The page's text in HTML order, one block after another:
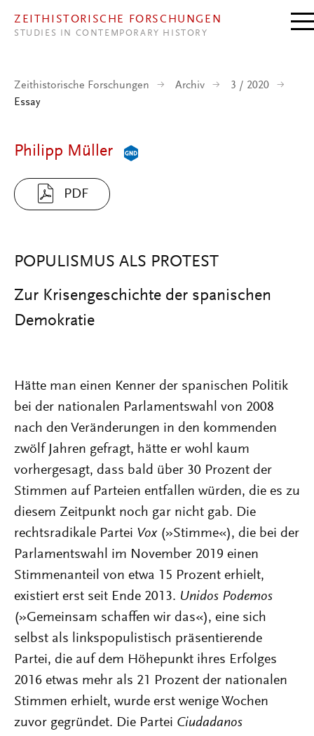
ZEITHISTORISCHE FORSCHUNGEN
STUDIES IN CONTEMPORARY HISTORY
Zeithistorische Forschungen Archiv
3 / 2020
Essay
Philipp Müller
PDF
POPULISMUS ALS PROTEST
Zur Krisengeschichte der spanischen
Demokratie
Hätte man einen Kenner der spanischen Politik
bei der nationalen Parlamentswahl von 2008
nach den Veränderungen in den kommenden
zwölf Jahren gefragt, hätte er wohl kaum
vorhergesagt, dass bald über 30 Prozent der
Stimmen auf Parteien entfallen würden, die es zu
diesem Zeitpunkt noch gar nicht gab. Die
rechtsradikale Partei Vox(»Stimme«), die bei der
Parlamentswahl im November 2019 einen
Stimmenanteil von etwa 15 Prozent erhielt,
existiert erst seit Ende 2013. Unidos Podemos
(»Gemeinsam schaffen wir das«), eine sich
selbst als linkspopulistisch präsentierende
Partei, die auf dem Höhepunkt ihres Erfolges
2016 etwas mehr als 21 Prozent der nationalen
Stimmen erhielt, wurde erst wenige Wochen
zuvor gegründet. Die Partei Ciudadanos